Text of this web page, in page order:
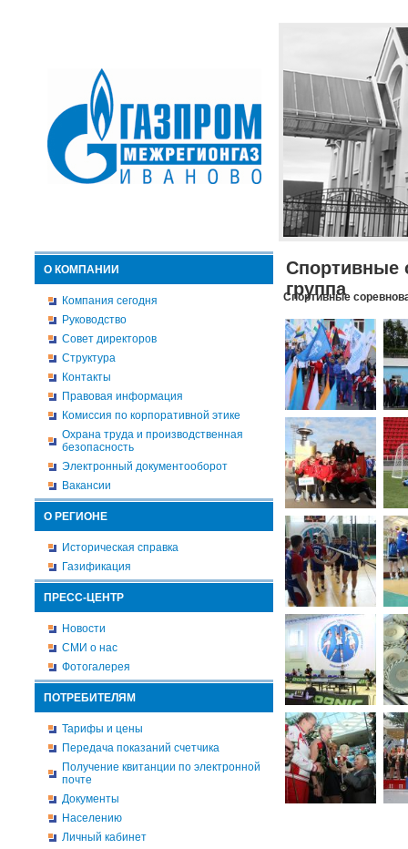
О КОМПАНИИ
Компания сегодня
Руководство
Совет директоров
Структура
Контакты
Правовая информация
Комиссия по корпоративной этике
Охрана труда и производственная
безопасность
Электронный документооборот
Вакансии
О РЕГИОНЕ
Историческая справка
Газификация
ПРЕСС-ЦЕНТР
Новости
СМИ о нас
Фотогалерея
ПОТРЕБИТЕЛЯМ
Тарифы и цены
Передача показаний счетчика
Получение квитанции по электронной
почте
Документы
Населению
Личный кабинет
Спортивные
группа
Спортивные